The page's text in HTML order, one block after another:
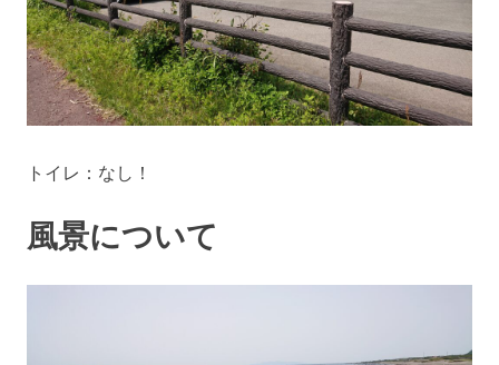
トイレ：なし！
風景について